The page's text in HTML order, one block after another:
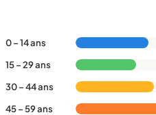
0 – 14 ans
15 – 29 ans
30 – 44 ans
45 – 59 ans